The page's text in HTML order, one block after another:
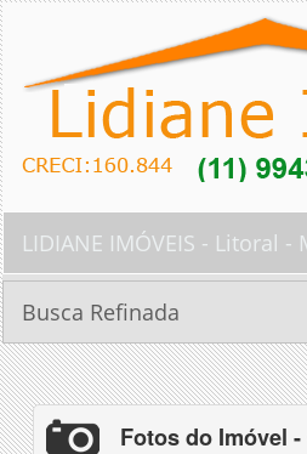
LIDIANE IMÓVEIS - Litoral -
Busca Refinada
Fotos do Imóvel -